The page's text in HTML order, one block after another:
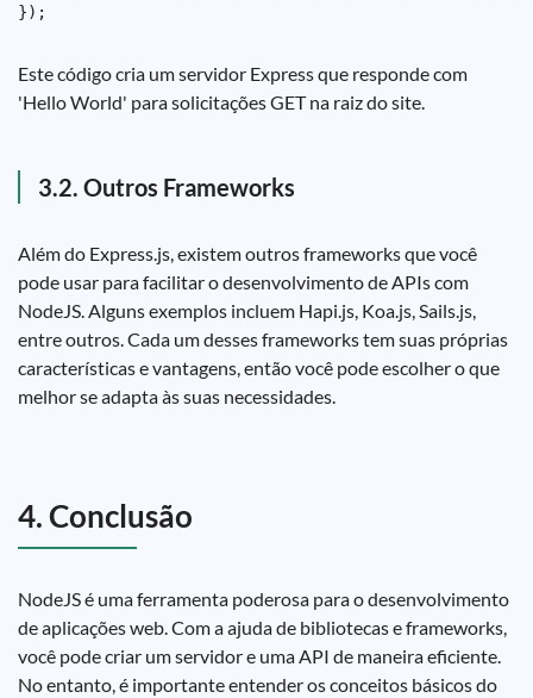
Este código cria um servidor Express que responde com
'Hello World' para solicitações GET na raiz do site.
3.2. Outros Frameworks
Além do Express.js, existem outros frameworks que você
pode usar para facilitar o desenvolvimento de APIs com
NodeJS. Alguns exemplos incluem Hapi.js, Koa.js, Sails.js,
entre outros. Cada um desses frameworks tem suas próprias
características e vantagens, então você pode escolher o que
melhor se adapta às suas necessidades.
4. Conclusão
NodeJS é uma ferramenta poderosa para o desenvolvimento
de aplicações web. Com a ajuda de bibliotecas e frameworks,
você pode criar um servidor e uma API de maneira eficiente.
No entanto, é importante entender os conceitos básicos do